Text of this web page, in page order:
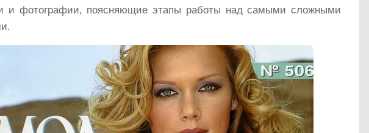
и фотографии, поясняющие этапы работы над самыми сложными